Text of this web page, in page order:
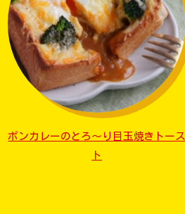
ボンカレーのとろ〜り目玉焼きトース
ト